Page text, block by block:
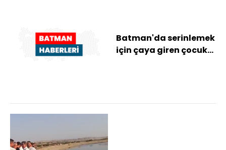
Batman'da serinlemek
için çaya giren çocuk